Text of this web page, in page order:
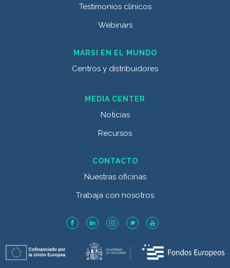
Testimonios clínicos
Webinars
MARSI EN EL MUNDO
Centros y distribuidores
MEDIA CENTER
Noticias
Recursos
CONTACTO
Nuestras oficinas
Trabaja con nosotros